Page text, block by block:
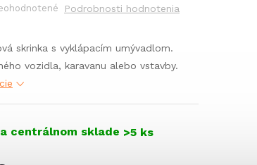
Podrobnosti hodnotenia
skrinka s vyklápacím umývadlom.
vozidla, karavanu alebo vstavby.
centrálnom sklade >5 ks